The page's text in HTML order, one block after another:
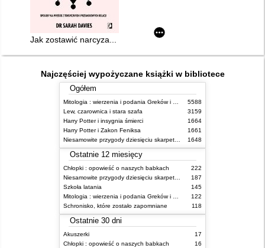
Jak zostawić narcyza... na dobre : sposoby na wyjście z
Najczęściej wypożyczane książki w bibliotece
Ogółem
5588
Lew, czarownica i stara szafa
3159
Harry Potter i insygnia śmierci
1664
Harry Potter i Zakon Feniksa
1661
1648
Ostatnie 12 miesięcy
Chłopki : opowieść o naszych babkach
222
187
Szkoła latania
145
122
Schronisko, które zostało zapomniane
118
Ostatnie 30 dni
Akuszerki
17
Chłopki : opowieść o naszych babkach
16